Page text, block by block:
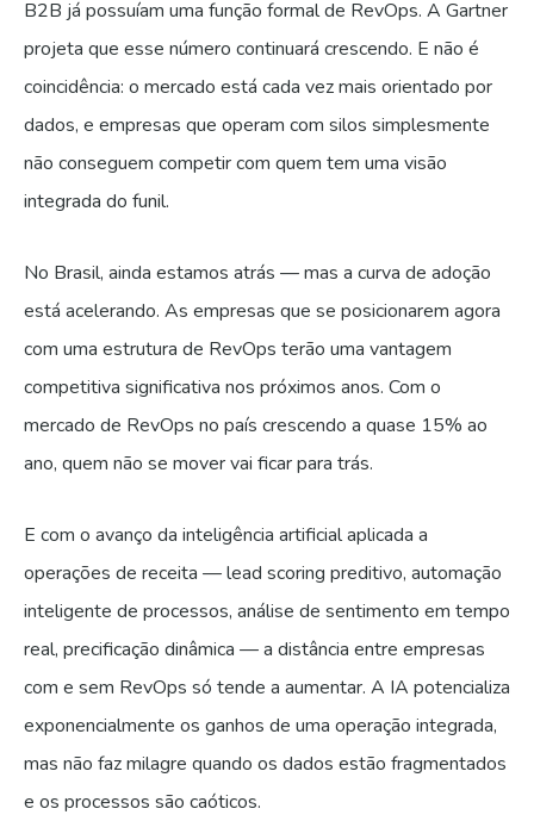
B2B já possuíam uma função formal de RevOps. A Gartner
projeta que esse número continuará crescendo. E não é
coincidência: o mercado está cada vez mais orientado por
dados, e empresas que operam com silos simplesmente
não conseguem competir com quem tem uma visão
integrada do funil.
No Brasil, ainda estamos atrás — mas a curva de adoção
está acelerando. As empresas que se posicionarem agora
com uma estrutura de RevOps terão uma vantagem
competitiva significativa nos próximos anos. Com o
mercado de RevOps no país crescendo a quase 15% ao
ano, quem não se mover vai ficar para trás.
E com o avanço da inteligência artificial aplicada a
operações de receita — lead scoring preditivo, automação
inteligente de processos, análise de sentimento em tempo
real, precificação dinâmica — a distância entre empresas
com e sem RevOps só tende a aumentar. A IA potencializa
exponencialmente os ganhos de uma operação integrada,
mas não faz milagre quando os dados estão fragmentados
e os processos são caóticos.